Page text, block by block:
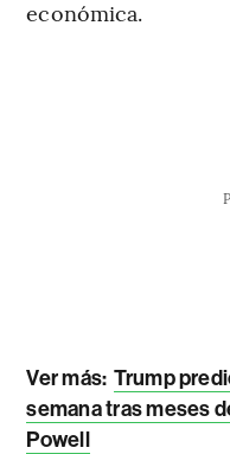
económica.
Ver más: Trump
semana tras meses
Powell